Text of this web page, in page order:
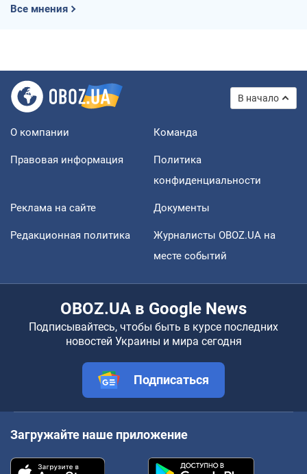
Все мнения
В начало
О компании Команда
Правовая информация
Политика
конфиденциальности
Реклама на сайте Документы
Редакционная политика
Журналисты OBOZ.UA на
месте событий
OBOZ.UA в Google News
Подписывайтесь, чтобы быть в курсе последних
новостей Украины и мира сегодня
Подписаться
Загружайте наше приложение